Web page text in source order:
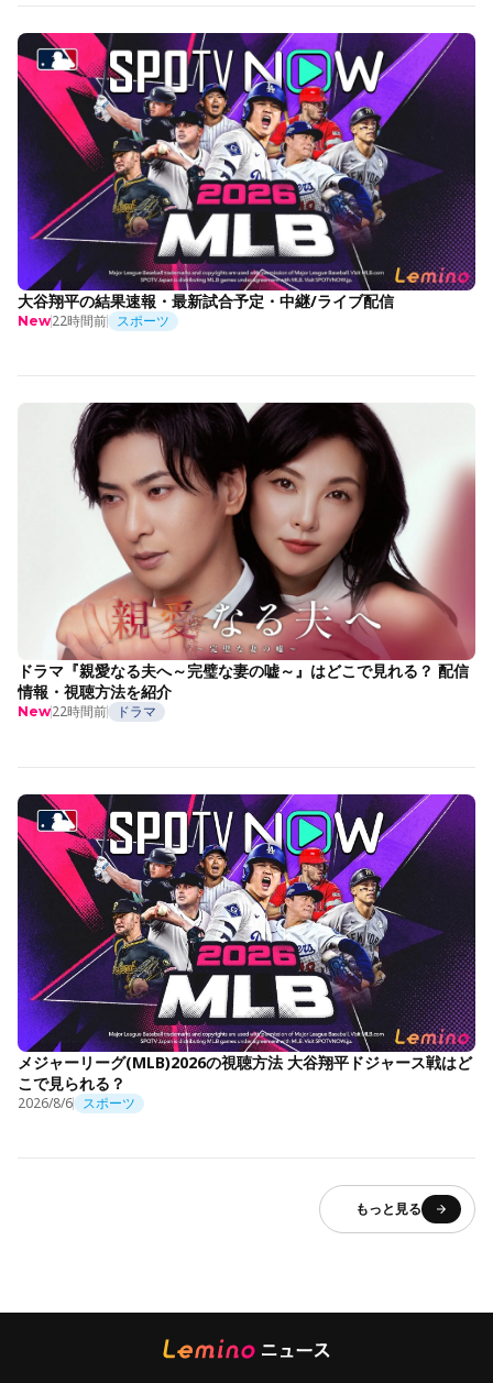
大谷翔平の結果速報・最新試合予定・中継/ライブ配信
New22時間前 スポーツ
ドラマ『親愛なる夫へ～完璧な妻の嘘～』はどこで見れる？ 配信
情報・視聴方法を紹介
New22時間前 ドラマ
メジャーリーグ(MLB)2026の視聴方法 大谷翔平ドジャース戦はど
こで見られる？
2026/8/6 スポーツ
もっと見る